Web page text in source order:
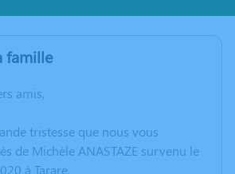
famille
amis,
tristesse que nous vous
de Michèle ANASTAZE survenu le
à Tarare.